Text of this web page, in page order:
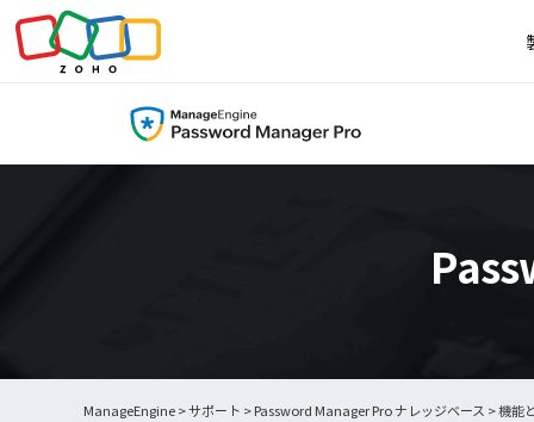
ManageEngine>サポート >Password Manager Pro ナレッジベース >機能